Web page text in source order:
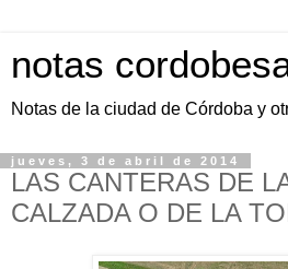
notas
Notas de la ciudad de Córdoba y
jueves, 3 de abril de 2014
LAS CANTERAS DE
CALZADA O DE LA